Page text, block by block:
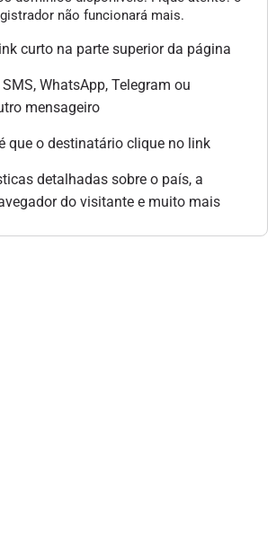
não funcionará mais.
curto na parte superior da página
WhatsApp, Telegram ou
mensageiro
que o destinatário clique no link
detalhadas sobre o país, a
do visitante e muito mais